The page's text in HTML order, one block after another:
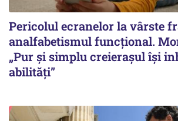
Pericolul ecranelor la vârste
analfabetismul funcțional.
„Pur și simplu creierașul își
abilități”